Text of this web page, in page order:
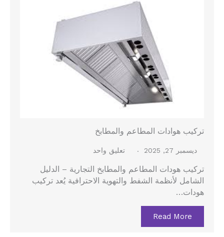
تركيب هوادات المطاعم والمطابخ
ديسمبر 27, 2025 تعليق واحد
تركيب هودات المطاعم والمطابخ التجارية – الدليل
الشامل لأنظمة الشفط والتهوية الاحترافية يُعد تركيب
هودات…
Read More